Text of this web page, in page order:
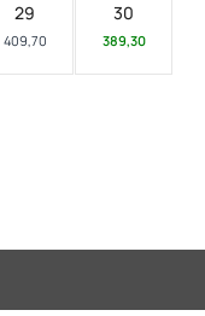
29
409,70
30
389,30